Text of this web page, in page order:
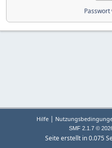
Passwort
Hilfe |
SMF 2.1.7 ©
Seite erstellt in 0.075